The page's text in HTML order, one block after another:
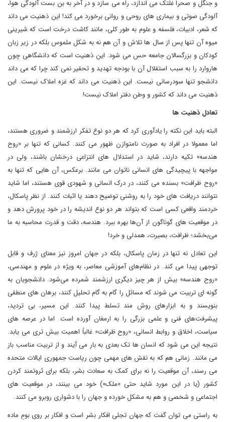
و جنگل و صحرا غلتک می اندازد، راه می سازد و در آخر به بن بست آلودگی هوا،
آلودگی صوتی و بیماری های روحی و روانی برخورد می کند! این ذهنیت می داند
که شعر، ادبیات، فلسفه و علوم به طور کلی، مانند کاشت درخت است که شیرینی
میوه آن تنها پس از سال ها تلاش و آن هم نه به شکل ملموس بلکه در زیر زبان
کودکان و بزرگسالان جامعه حس می شود. این ذهنیت است که دانشگاهی چون
هاروارد را به سبب استقلال آن با بودجه تهدید و تحقیر نمی کند چرا که می داند
دانشجو تنها سودرسانی نیست. این ذهنیت می داند که غزه املاک نیست. این
ذهنیت می داند که کشور و وطن دفتر املاک نیست!
تعادل ذهنیت ها
البته باید این نکته را یادآوری کرد که هر دو نوع تفکر ارزشمند و ضروری‌ هستند،
اما معمولا در افراد به صورت نامتوازن ظهور می کنند. کسانی که تنها بر «روح
هندسه» تکیه دارند، شاید در استدلال های انتزاعی درخشان باشند، ولی در
مواجهه با پیچیدگی های انسانی ناتوان می مانند. برعکس، آن هایی که تنها به
«روح ظرافت» بسنده می کنند، در درک انسانی و شهودی قوی هستند، اما شاید
نتوانند دریافت های خود را به روشنی توضیح دهند یا اثبات کنند. از نظر پاسکال،
خردمند واقعی کسی است که بتواند هر دو نوع اندیشه را در خود پرورش دهد و
در موقعیت های گوناگون از آن‌ها بهره ببرد. هندسه، دقت و قدرت محاسبه به ما
می‌بخشد؛ ظرافت، بصیرت، همدلی و خرد!
این تعادل نه تنها در زمان پاسکال، بلکه در جهان امروز نیز معنای ژرف و قابل
توجهی پیدا می کند. در نظام‌های آموزشی معاصر، به ویژه در علوم و مهندسی،
«روح هندسه» بیش از هر چیز دیگری ارزشمند شمرده می‌شود. دانشجویان به
گونه ای تربیت می شوند که مسائل را گام به گام تحلیل کنند، برهان های منطقی
بنویسند و به ابزارهای روش مند تسلط پیدا کنند. این مسیر، بی تردید،
پیشرفت‌های فنی و علمی بزرگی را به ارمغان آورده است. اما در عرصه های
سیاست، اخلاق و روابط انسانی، «روح ظرافت» غالباً اهمیت بیش تری می یابد.
نتیجه این می شود که انسان ها تک بعدی به بار می آیند و از تربیت مناسب باز
می مانند. زمانی هم که به نقش های مهمی چون ریاست جمهوری ایالات متحده
می رسند، آن موقعیت را نه برای کمک به سعادت بشر، بلکه برای ثروتمند کردن
کشور (یا در این مورد شاید حتی «ملک») خود می بینند، در موقعیت های
اجتماعی و شخصی و هم به مشکل خورده و جهان را با دشواری روبرو می کنند.
به راستی می توان گفت که جهان تجلی افکار بشر است و افکار بر روی بومِ ماده